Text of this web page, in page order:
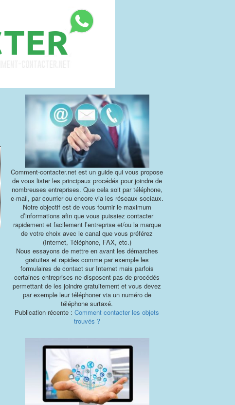
Comment-contacter.net est un guide qui vous propose
de vous lister les principaux procédés pour joindre de
nombreuses entreprises. Que cela soit par téléphone,
e-mail, par courrier ou encore via les réseaux sociaux.
Notre objectif est de vous fournir le maximum
d’informations afin que vous puissiez contacter
rapidement et facilement l’entreprise et/ou la marque
de votre choix avec le canal que vous préférez
(Internet, Téléphone, FAX, etc.)
Nous essayons de mettre en avant les démarches
gratuites et rapides comme par exemple les
formulaires de contact sur Internet mais parfois
certaines entreprises ne disposent pas de procédés
permettant de les joindre gratuitement et vous devez
par exemple leur téléphoner via un numéro de
téléphone surtaxé.
Publication récente :Comment contacter les objets
trouvés ?